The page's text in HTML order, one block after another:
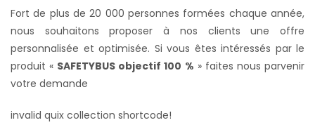
Fort de plus de 20 000 personnes formées chaque année,
nous souhaitons proposer à nos clients une offre
personnalisée et optimisée. Si vous êtes intéressés par le
produit « SAFETYBUS objectif 100 % » faites nous parvenir
votre demande
invalid quix collection shortcode!